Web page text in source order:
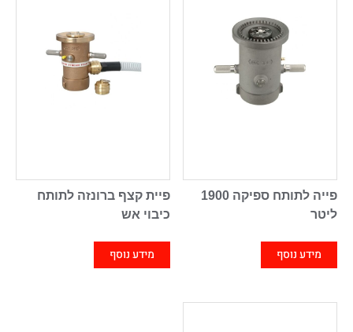
פייה לתותח ספיקה 1900
ליטר
מידע נוסף
פיית קצף ברונזה לתותח
כיבוי אש
מידע נוסף